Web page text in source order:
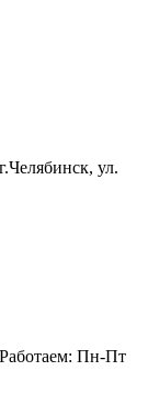
г.Челябинск, ул.
Работаем: Пн-Пт